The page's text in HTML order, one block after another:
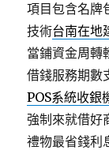
項目包含名牌
技術台南在地
當鋪資金周轉
借錢服務期數
POS系統收銀
強制來就借好
禮物最省錢利